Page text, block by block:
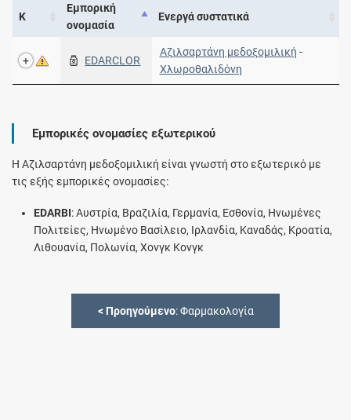
Κ
Εμπορική
ονομασία
Ενεργά συστατικά
EDARCLOR
Αζιλσαρτάνη μεδοξομιλική -
Χλωροθαλιδόνη
Εμπορικές ονομασίες εξωτερικού
Η Αζιλσαρτάνη μεδοξομιλική είναι γνωστή στο εξωτερικό με
τις εξής εμπορικές ονομασίες:
EDARBI: Αυστρία, Βραζιλία, Γερμανία, Εσθονία, Ηνωμένες
Πολιτείες, Ηνωμένο Βασίλειο, Ιρλανδία, Καναδάς, Κροατία,
Λιθουανία, Πολωνία, Χονγκ Κονγκ
< Προηγούμενο: Φαρμακολογία